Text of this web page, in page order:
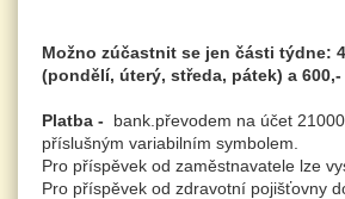
Možno zúčastnit se jen části týdne:
(pondělí, úterý, středa, pátek) a
Platba -
bank.převodem na účet
příslušným variabilním symbolem.
Pro příspěvek od zaměstnavatele lze
Pro příspěvek od zdravotní pojišťovny